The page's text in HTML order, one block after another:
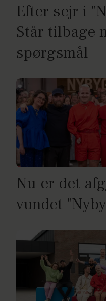
Efter sejr i
Står tilbage
spørgsmål
Nu er det
vundet